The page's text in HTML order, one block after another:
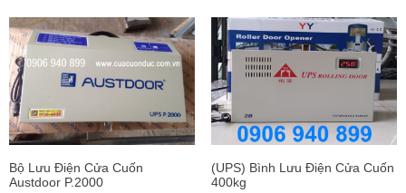
Bộ Lưu Điện Cửa Cuốn
Austdoor P.2000
(UPS) Bình Lưu Điện Cửa Cuốn
400kg